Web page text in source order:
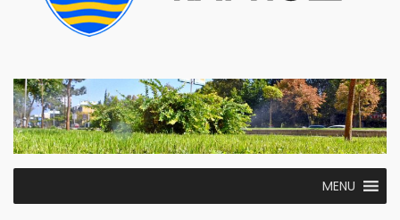
MENU